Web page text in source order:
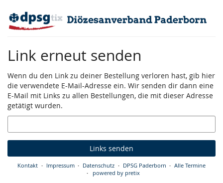
Haupt-
Inhalt
Link erneut senden
Wenn du den Link zu deiner Bestellung verloren hast, gib hier
die verwendete E-Mail-Adresse ein. Wir senden dir dann eine
E-Mail mit Links zu allen Bestellungen, die mit dieser Adresse
getätigt wurden.
E-
Mail
Links senden
Kontakt Impressum Datenschutz DPSG Paderborn
Alle Termine
powered by pretix